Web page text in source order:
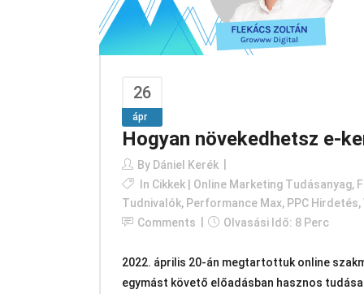
26
ápr
Hogyan növekedhetsz e-
By Dániel Kerék
In Cikkek | Online Marketing Tudásanyag,
Tudnivalók, Performance Max, PPC Hirdetés,
Comments
Olvasási Idő: 8 Perc
2022. április 20-án megtartottuk online
egymást követő előadásban hasznos